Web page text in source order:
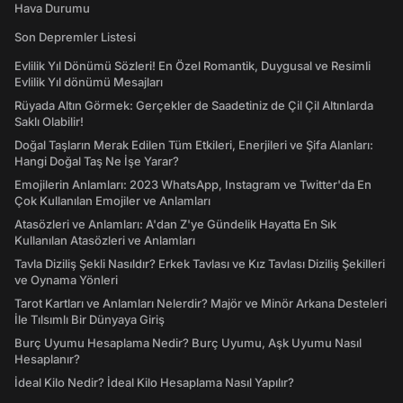
Hava Durumu
Son Depremler Listesi
Evlilik Yıl Dönümü Sözleri! En Özel Romantik, Duygusal ve Resimli
Evlilik Yıl dönümü Mesajları
Rüyada Altın Görmek: Gerçekler de Saadetiniz de Çil Çil Altınlarda
Saklı Olabilir!
Doğal Taşların Merak Edilen Tüm Etkileri, Enerjileri ve Şifa Alanları:
Hangi Doğal Taş Ne İşe Yarar?
Emojilerin Anlamları: 2023 WhatsApp, Instagram ve Twitter'da En
Çok Kullanılan Emojiler ve Anlamları
Atasözleri ve Anlamları: A'dan Z'ye Gündelik Hayatta En Sık
Kullanılan Atasözleri ve Anlamları
Tavla Diziliş Şekli Nasıldır? Erkek Tavlası ve Kız Tavlası Diziliş Şekilleri
ve Oynama Yönleri
Tarot Kartları ve Anlamları Nelerdir? Majör ve Minör Arkana Desteleri
İle Tılsımlı Bir Dünyaya Giriş
Burç Uyumu Hesaplama Nedir? Burç Uyumu, Aşk Uyumu Nasıl
Hesaplanır?
İdeal Kilo Nedir? İdeal Kilo Hesaplama Nasıl Yapılır?